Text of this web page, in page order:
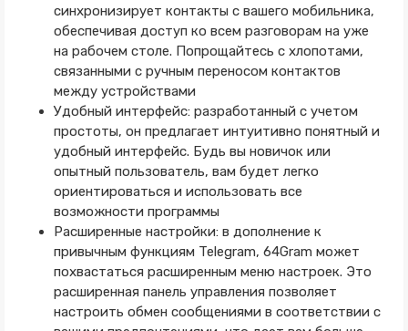
синхронизирует контакты с вашего мобильника,
обеспечивая доступ ко всем разговорам на уже
на рабочем столе. Попрощайтесь с хлопотами,
связанными с ручным переносом контактов
между устройствами
Удобный интерфейс: разработанный с учетом
простоты, он предлагает интуитивно понятный и
удобный интерфейс. Будь вы новичок или
опытный пользователь, вам будет легко
ориентироваться и использовать все
возможности программы
Расширенные настройки: в дополнение к
привычным функциям Telegram, 64Gram может
похвастаться расширенным меню настроек. Это
расширенная панель управления позволяет
настроить обмен сообщениями в соответствии с